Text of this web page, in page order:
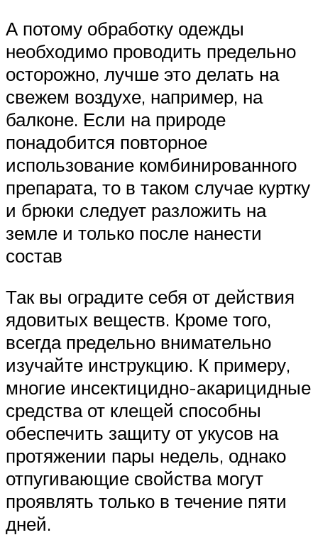
А потому обработку одежды
необходимо проводить предельно
осторожно, лучше это делать на
свежем воздухе, например, на
балконе. Если на природе
понадобится повторное
использование комбинированного
препарата, то в таком случае куртку
и брюки следует разложить на
земле и только после нанести
состав
Так вы оградите себя от действия
ядовитых веществ. Кроме того,
всегда предельно внимательно
изучайте инструкцию. К примеру,
многие инсектицидно-акарицидные
средства от клещей способны
обеспечить защиту от укусов на
протяжении пары недель, однако
отпугивающие свойства могут
проявлять только в течение пяти
дней.